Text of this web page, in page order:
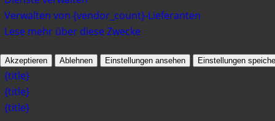
Verwalten von {vendor_count}-Lieferanten
Lese mehr über diese Zwecke
Akzeptieren Ablehnen Einstellungen ansehen Einstellungen
{title}
{title}
{title}